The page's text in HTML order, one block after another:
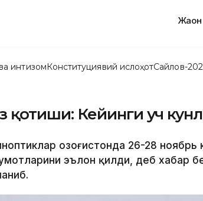
Жаҳон
интизомКонституциявий ислоҳотСайлов-
қотиши: Кейинги уч
Қозоғистонда 26-28 ноябрь
эълон қилди, деб хабар